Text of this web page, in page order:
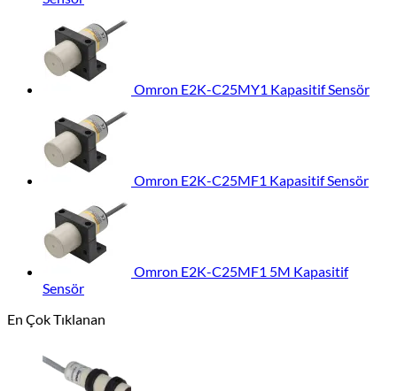
Omron E2K-C25MY1 Kapasitif Sensör
Omron E2K-C25MF1 Kapasitif Sensör
Omron E2K-C25MF1 5M Kapasitif
Sensör
En Çok Tıklanan